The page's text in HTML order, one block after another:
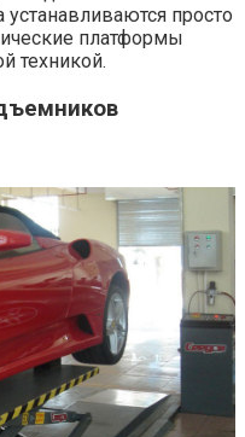
просто
платформы
техникой.